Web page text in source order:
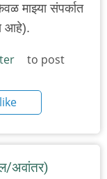
माझ्या संपर्कात
आहे).
to post
अवांतर)